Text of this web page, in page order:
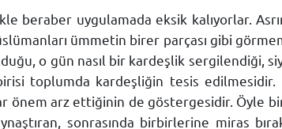
beraber uygulamada eksik kalıyorlar.
ümmetin birer parçası gibi
o gün nasıl bir kardeşlik sergilendiği,
toplumda kardeşliğin tesis edilmesidir.
önem arz ettiğinin de göstergesidir. Öyle
sonrasında birbirlerine miras